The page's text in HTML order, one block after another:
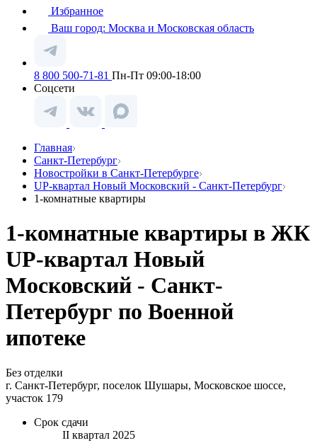
Избранное
Ваш город: Москва и Московская область
8 800 500-71-81 Пн-Пт 09:00-18:00
Соцсети
Главная
Санкт-Петербург
Новостройки в Санкт-Петербурге
UP-квартал Новый Московский - Санкт-Петербург
1-комнатные квартиры
1-комнатные квартиры в ЖК
UP-квартал Новый
Московский - Санкт-
Петербург по Военной
ипотеке
Без отделки
г. Санкт-Петербург, поселок Шушары, Московское шоссе,
участок 179
Срок сдачи
II квартал 2025